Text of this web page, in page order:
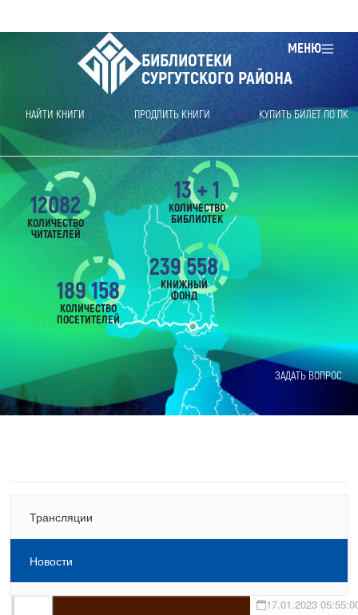
МЕНЮ
БИБЛИОТЕКИ
СУРГУТСКОГО РАЙОНА
НАЙТИ КНИГИ ПРОДЛИТЬ КНИГИ КУПИТЬ БИЛЕТ ПО ПК
ЗАДАТЬ ВОПРОС
12082
КОЛИЧЕСТВО
ЧИТАТЕЛЕЙ
189 158
КОЛИЧЕСТВО
ПОСЕТИТЕЛЕЙ
239 558
КНИЖНЫЙ
ФОНД
13 + 1
КОЛИЧЕСТВО
БИБЛИОТЕК
Трансляции
Новости
17.01.2023